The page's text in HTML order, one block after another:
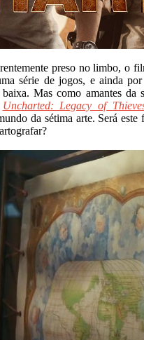
preso no limbo, o
série de jogos, e ainda
Mas como amantes
Uncharted: Legacy of
da sétima arte. Será